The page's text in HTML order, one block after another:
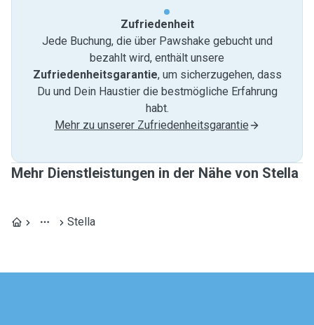
Zufriedenheit
Jede Buchung, die über Pawshake gebucht und
bezahlt wird, enthält unsere
Zufriedenheitsgarantie, um sicherzugehen, dass
Du und Dein Haustier die bestmögliche Erfahrung
habt.
Mehr zu unserer Zufriedenheitsgarantie
Mehr Dienstleistungen in der Nähe von Stella
Stella